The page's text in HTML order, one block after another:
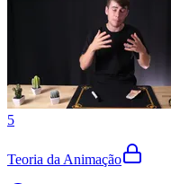
5
Teoria da Animação